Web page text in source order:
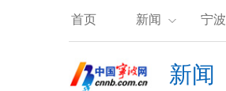
首页 新闻 宁波
新闻